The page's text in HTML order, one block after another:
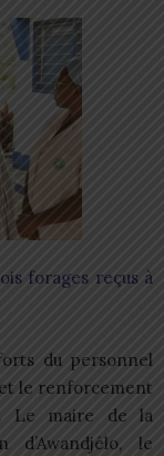
forages reçus à
du personnel
le renforcement
Le maire de la
le